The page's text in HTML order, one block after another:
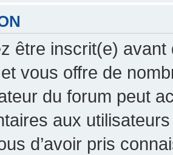
être inscrit(e) avant
vous offre de
du forum peut
aux
d’avoir pris